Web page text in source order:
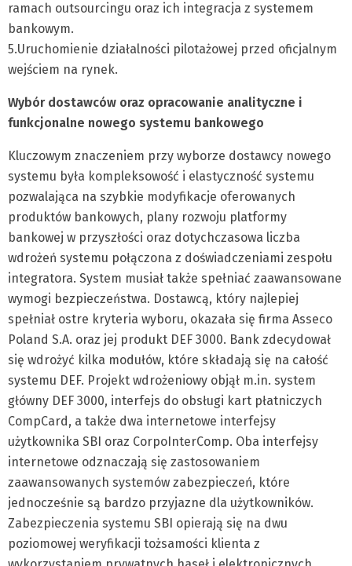
ramach outsourcingu oraz ich integracja z systemem
bankowym.
5.Uruchomienie działalności pilotażowej przed oficjalnym
wejściem na rynek.
Wybór dostawców oraz opracowanie analityczne i
funkcjonalne nowego systemu bankowego
Kluczowym znaczeniem przy wyborze dostawcy nowego
systemu była kompleksowość i elastyczność systemu
pozwalająca na szybkie modyfikacje oferowanych
produktów bankowych, plany rozwoju platformy
bankowej w przyszłości oraz dotychczasowa liczba
wdrożeń systemu połączona z doświadczeniami zespołu
integratora. System musiał także spełniać zaawansowane
wymogi bezpieczeństwa. Dostawcą, który najlepiej
spełniał ostre kryteria wyboru, okazała się firma Asseco
Poland S.A. oraz jej produkt DEF 3000. Bank zdecydował
się wdrożyć kilka modułów, które składają się na całość
systemu DEF. Projekt wdrożeniowy objął m.in. system
główny DEF 3000, interfejs do obsługi kart płatniczych
CompCard, a także dwa internetowe interfejsy
użytkownika SBI oraz CorpoInterComp. Oba interfejsy
internetowe odznaczają się zastosowaniem
zaawansowanych systemów zabezpieczeń, które
jednocześnie są bardzo przyjazne dla użytkowników.
Zabezpieczenia systemu SBI opierają się na dwu
poziomowej weryfikacji tożsamości klienta z